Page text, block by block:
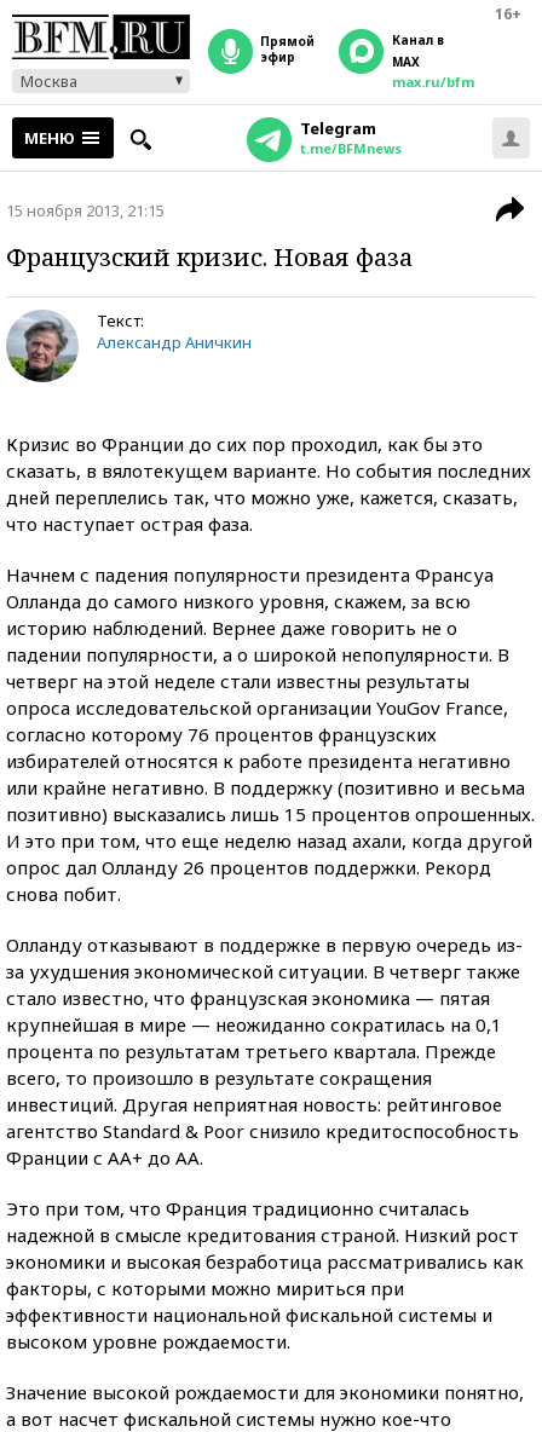
16+
Москва
прямой
эфир
Канал в
MAX
max.ru/bfm
МЕНЮ Telegram
t.me/BFMnews
15 ноября 2013, 21:15
Французский кризис. Новая фаза
Текст:
Александр Аничкин
Кризис во Франции до сих пор проходил, как бы это
сказать, в вялотекущем варианте. Но события последних
дней переплелись так, что можно уже, кажется, сказать,
что наступает острая фаза.
Начнем с падения популярности президента Франсуа
Олланда до самого низкого уровня, скажем, за всю
историю наблюдений. Вернее даже говорить не о
падении популярности, а о широкой непопулярности. В
четверг на этой неделе стали известны результаты
опроса исследовательской организации YouGov France,
согласно которому 76 процентов французских
избирателей относятся к работе президента негативно
или крайне негативно. В поддержку (позитивно и весьма
позитивно) высказались лишь 15 процентов опрошенных.
И это при том, что еще неделю назад ахали, когда другой
опрос дал Олланду 26 процентов поддержки. Рекорд
снова побит.
Олланду отказывают в поддержке в первую очередь из-
за ухудшения экономической ситуации. В четверг также
стало известно, что французская экономика — пятая
крупнейшая в мире — неожиданно сократилась на 0,1
процента по результатам третьего квартала. Прежде
всего, то произошло в результате сокращения
инвестиций. Другая неприятная новость: рейтинговое
агентство Standard & Poor снизило кредитоспособность
Франции с АА+ до АА.
Это при том, что Франция традиционно считалась
надежной в смысле кредитования страной. Низкий рост
экономики и высокая безработица рассматривались как
факторы, с которыми можно мириться при
эффективности национальной фискальной системы и
высоком уровне рождаемости.
Значение высокой рождаемости для экономики понятно,
а вот насчет фискальной системы нужно кое-что